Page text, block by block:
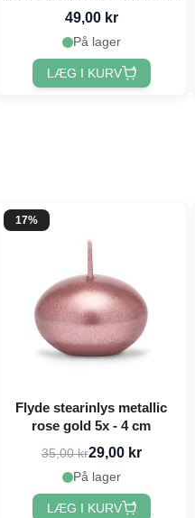
4x
49,00 kr
På lager
LÆG I KURV
17%
Flyde stearinlys metallic
rose gold 5x - 4 cm
35,00 kr29,00 kr
På lager
LÆG I KURV